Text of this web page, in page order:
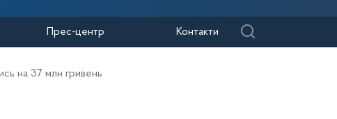
Прес-центр Контакти
на 37 млн гривень